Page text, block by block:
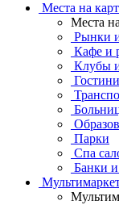
Места на
Места
Рынки
Кафе и
Клубы
Парки
Спа
Банки